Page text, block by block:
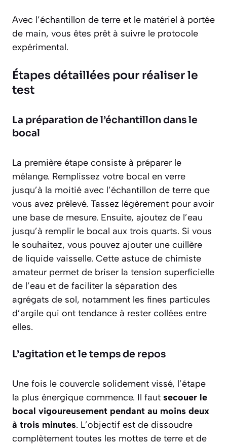
Avec l’échantillon de terre et le matériel à portée
de main, vous êtes prêt à suivre le protocole
expérimental.
Étapes détaillées pour réaliser le
test
La préparation de l’échantillon dans le
bocal
La première étape consiste à préparer le
mélange. Remplissez votre bocal en verre
jusqu’à la moitié avec l’échantillon de terre que
vous avez prélevé. Tassez légèrement pour avoir
une base de mesure. Ensuite, ajoutez de l’eau
jusqu’à remplir le bocal aux trois quarts. Si vous
le souhaitez, vous pouvez ajouter une cuillère
de liquide vaisselle. Cette astuce de chimiste
amateur permet de briser la tension superficielle
de l’eau et de faciliter la séparation des
agrégats de sol, notamment les fines particules
d’argile qui ont tendance à rester collées entre
elles.
L’agitation et le temps de repos
Une fois le couvercle solidement vissé, l’étape
la plus énergique commence. Il faut secouer le
bocal vigoureusement pendant au moins deux
à trois minutes. L’objectif est de dissoudre
complètement toutes les mottes de terre et de